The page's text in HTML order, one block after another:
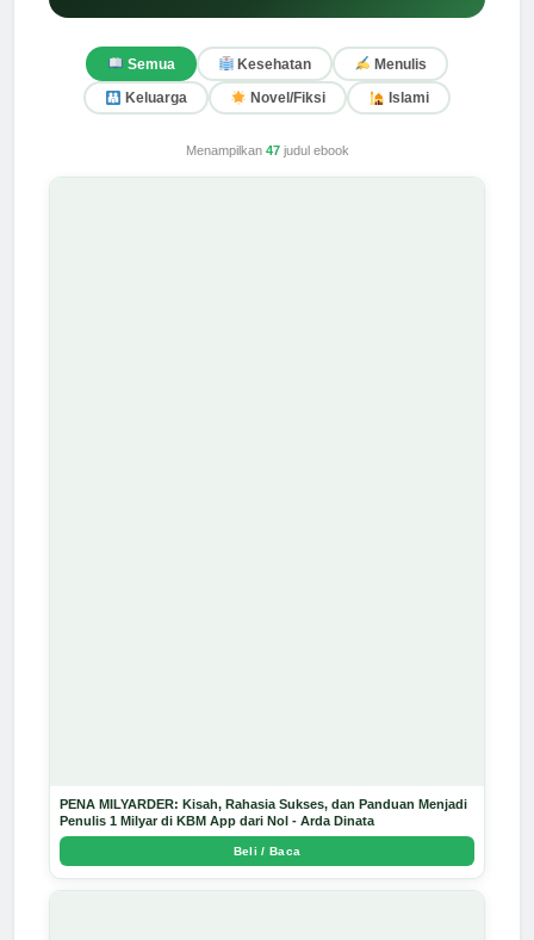
Semua Kesehatan Menulis
Keluarga Novel/Fiksi Islami
Menampilkan 47judul ebook
PENA MILYARDER: Kisah, Rahasia Sukses, dan Panduan Menjadi
Penulis 1 Milyar di KBM App dari Nol - Arda Dinata
Beli / Baca